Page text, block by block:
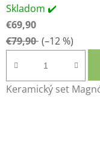
Skladom ✔️
€69,90
€79,90 (–12 %)
Keramický set